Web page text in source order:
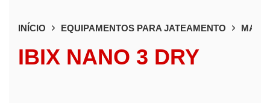
INÍCIO EQUIPAMENTOS PARA JATEAMENTO
IBIX NANO 3 DRY